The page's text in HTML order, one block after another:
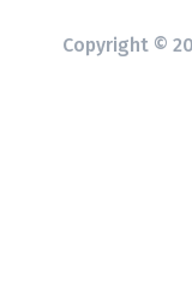
Copyright ©